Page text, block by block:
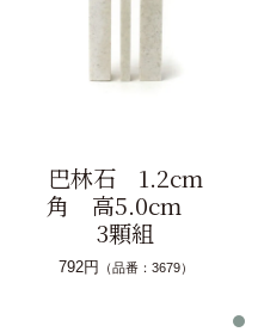
巴林石 1.2cm
角 高5.0cm
3顆組
792円 （品番：3679）